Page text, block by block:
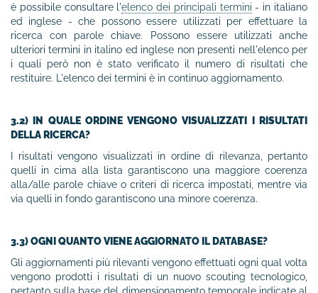
è possibile consultare l'elenco dei principali termini - in italiano
ed inglese - che possono essere utilizzati per effettuare la
ricerca con parole chiave. Possono essere utilizzati anche
ulteriori termini in italino ed inglese non presenti nell'elenco per
i quali però non è stato verificato il numero di risultati che
restituire. L'elenco dei termini è in continuo aggiornamento.
3.2) IN QUALE ORDINE VENGONO VISUALIZZATI I RISULTATI
DELLA RICERCA?
I risultati vengono visualizzati in ordine di rilevanza, pertanto
quelli in cima alla lista garantiscono una maggiore coerenza
alla/alle parole chiave o criteri di ricerca impostati, mentre via
via quelli in fondo garantiscono una minore coerenza.
3.3) OGNI QUANTO VIENE AGGIORNATO IL DATABASE?
Gli aggiornamenti più rilevanti vengono effettuati ogni qual volta
vengono prodotti i risultati di un nuovo scouting tecnologico,